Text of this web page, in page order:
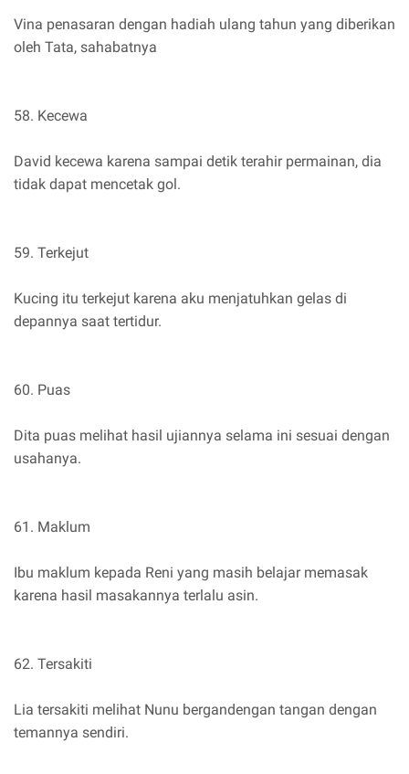
Vina penasaran dengan hadiah ulang tahun yang diberikan
oleh Tata, sahabatnya
58. Kecewa
David kecewa karena sampai detik terahir permainan, dia
tidak dapat mencetak gol.
59. Terkejut
Kucing itu terkejut karena aku menjatuhkan gelas di
depannya saat tertidur.
60. Puas
Dita puas melihat hasil ujiannya selama ini sesuai dengan
usahanya.
61. Maklum
Ibu maklum kepada Reni yang masih belajar memasak
karena hasil masakannya terlalu asin.
62. Tersakiti
Lia tersakiti melihat Nunu bergandengan tangan dengan
temannya sendiri.